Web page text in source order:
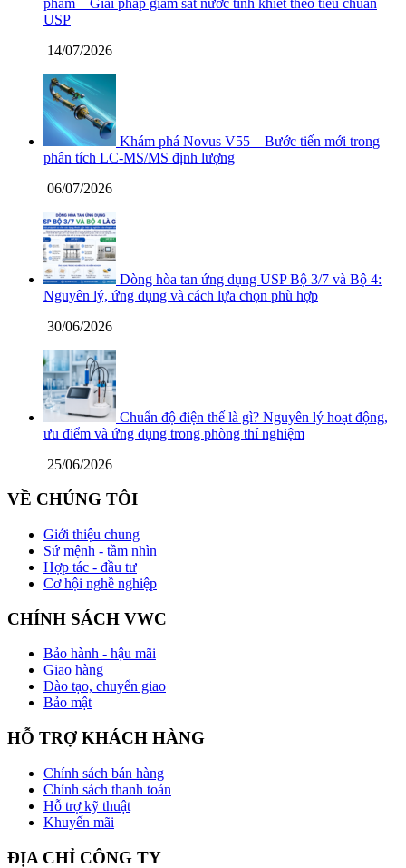
USP
14/07/2026
Khám phá Novus V55 – Bước tiến mới trong
phân tích LC-MS/MS định lượng
06/07/2026
Dòng hòa tan ứng dụng USP Bộ 3/7 và Bộ 4:
Nguyên lý, ứng dụng và cách lựa chọn phù hợp
30/06/2026
Chuẩn độ điện thế là gì? Nguyên lý hoạt động,
ưu điểm và ứng dụng trong phòng thí nghiệm
25/06/2026
VỀ CHÚNG TÔI
Giới thiệu chung
Sứ mệnh - tầm nhìn
Hợp tác - đầu tư
Cơ hội nghề nghiệp
CHÍNH SÁCH VWC
Bảo hành - hậu mãi
Giao hàng
Đào tạo, chuyển giao
Bảo mật
HỖ TRỢ KHÁCH HÀNG
Chính sách bán hàng
Chính sách thanh toán
Hỗ trợ kỹ thuật
Khuyến mãi
ĐỊA CHỈ CÔNG TY